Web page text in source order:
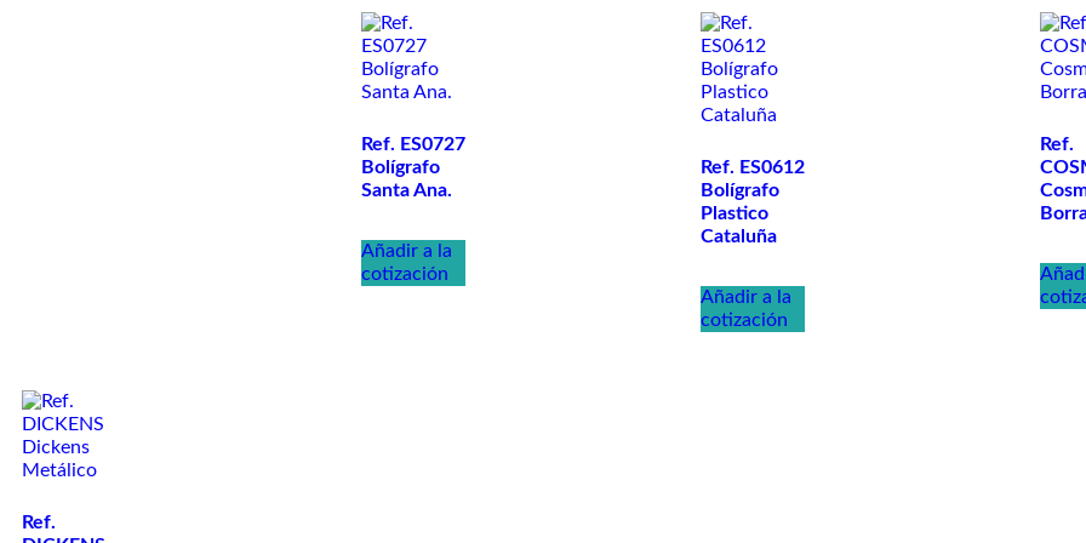
Ref. ES0727
Bolígrafo
Santa Ana.
Añadir a la
cotización
Ref. ES0612
Bolígrafo
Plastico
Cataluña
Añadir a la
cotización
Ref.
Ref.